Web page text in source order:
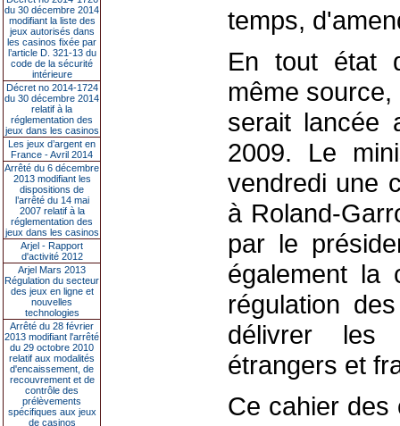
du 30 décembre 2014
modifiant la liste des
jeux autorisés dans
les casinos fixée par
l’article D. 321-13 du
code de la sécurité
intérieure
Décret no 2014-1724
du 30 décembre 2014
relatif à la
réglementation des
jeux dans les casinos
Les jeux d’argent en
France - Avril 2014
Arrêté du 6 décembre
2013 modifiant les
dispositions de
l’arrêté du 14 mai
2007 relatif à la
réglementation des
jeux dans les casinos
Arjel - Rapport
d'activité 2012
Arjel Mars 2013
Régulation du secteur
des jeux en ligne et
nouvelles
technologies
Arrêté du 28 février
2013 modifiant l'arrêté
du 29 octobre 2010
relatif aux modalités
d'encaissement, de
recouvrement et de
contrôle des
prélèvements
spécifiques aux jeux
de casinos
temps,
En tout état
même
serait lancée
2009. Le
vendredi une
à Roland-
par le
également la
régulation
délivrer les
étrangers et
Ce cahier des